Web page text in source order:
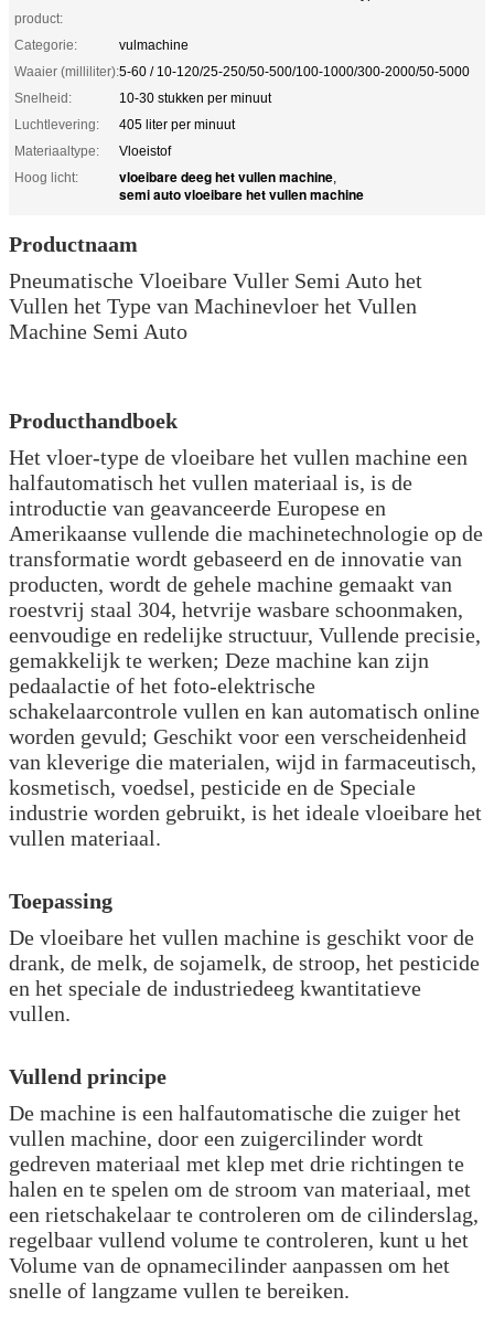
product:
Categorie:
vulmachine
Waaier (milliliter):5-60 / 10-120/25-250/50-500/100-1000/300-2000/50-5000
Snelheid:
10-30 stukken per minuut
Luchtlevering:
405 liter per minuut
Materiaaltype:
Vloeistof
Hoog licht:
vloeibare deeg het vullen machine,
semi auto vloeibare het vullen machine
Productnaam
Pneumatische Vloeibare Vuller Semi Auto het
Vullen het Type van Machinevloer het Vullen
Machine Semi Auto
Producthandboek
Het vloer-type de vloeibare het vullen machine een
halfautomatisch het vullen materiaal is, is de
introductie van geavanceerde Europese en
Amerikaanse vullende die machinetechnologie op de
transformatie wordt gebaseerd en de innovatie van
producten, wordt de gehele machine gemaakt van
roestvrij staal 304, hetvrije wasbare schoonmaken,
eenvoudige en redelijke structuur, Vullende precisie,
gemakkelijk te werken; Deze machine kan zijn
pedaalactie of het foto-elektrische
schakelaarcontrole vullen en kan automatisch online
worden gevuld; Geschikt voor een verscheidenheid
van kleverige die materialen, wijd in farmaceutisch,
kosmetisch, voedsel, pesticide en de Speciale
industrie worden gebruikt, is het ideale vloeibare het
vullen materiaal.
Toepassing
De vloeibare het vullen machine is geschikt voor de
drank, de melk, de sojamelk, de stroop, het pesticide
en het speciale de industriedeeg kwantitatieve
vullen.
Vullend principe
De machine is een halfautomatische die zuiger het
vullen machine, door een zuigercilinder wordt
gedreven materiaal met klep met drie richtingen te
halen en te spelen om de stroom van materiaal, met
een rietschakelaar te controleren om de cilinderslag,
regelbaar vullend volume te controleren, kunt u het
Volume van de opnamecilinder aanpassen om het
snelle of langzame vullen te bereiken.